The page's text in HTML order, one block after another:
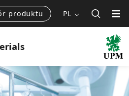
produktu PL